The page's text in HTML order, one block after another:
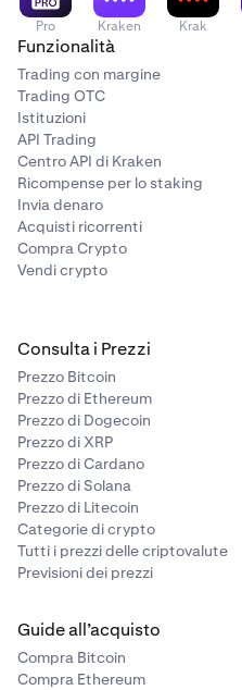
Pro Kraken Krak
Funzionalità
Trading con margine
Trading OTC
Istituzioni
API Trading
Centro API di Kraken
Ricompense per lo staking
Invia denaro
Acquisti ricorrenti
Compra Crypto
Vendi crypto
Consulta i Prezzi
Prezzo Bitcoin
Prezzo di Ethereum
Prezzo di Dogecoin
Prezzo di XRP
Prezzo di Cardano
Prezzo di Solana
Prezzo di Litecoin
Categorie di crypto
Tutti i prezzi delle criptovalute
Previsioni dei prezzi
Guide all’acquisto
Compra Bitcoin
Compra Ethereum